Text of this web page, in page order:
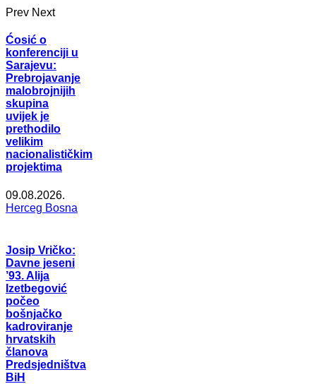
Prev Next
Ćosić o
konferenciji u
Sarajevu:
Prebrojavanje
malobrojnijih
skupina
uvijek je
prethodilo
velikim
nacionalističkim
projektima
09.08.2026.
Herceg Bosna
Josip Vričko:
Davne jeseni
’93. Alija
Izetbegović
počeo
bošnjačko
kadroviranje
hrvatskih
članova
Predsjedništva
BiH